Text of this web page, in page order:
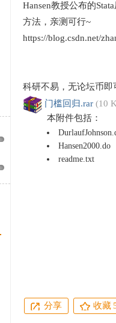
Hansen教授公布的
方法，亲测可行~
https://blog.csdn.net/
科研不易，无论坛币
门槛回归.rar (10
本附件包括：
Hansen2000.do
readme.txt
分享 收藏